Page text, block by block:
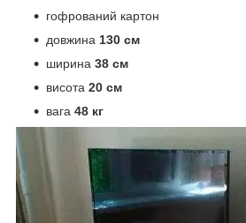
гофрований картон
довжина 130 см
ширина 38 см
висота 20 см
вага 48 кг